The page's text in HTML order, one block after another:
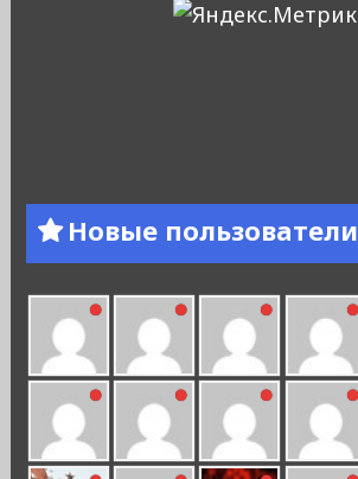
Новые пользователи